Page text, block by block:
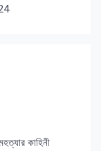
কাহিনী